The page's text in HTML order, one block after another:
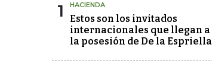
1 HACIENDA
Estos son los invitados
internacionales que llegan a
la posesión de De la Espriella